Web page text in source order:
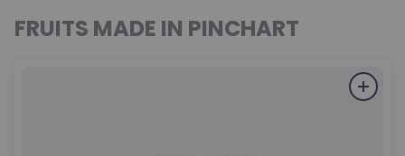
FRUITS MADE IN PINCHART